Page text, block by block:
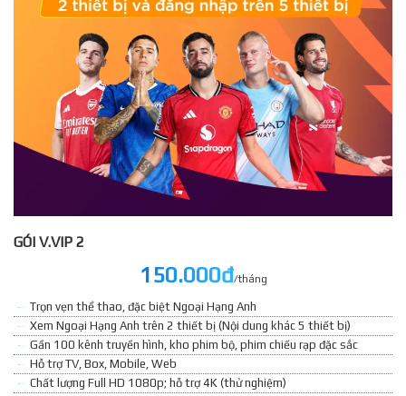
GÓI V.VIP 2
150.000đ/tháng
Trọn vẹn thể thao, đặc biệt Ngoại Hạng Anh
Xem Ngoại Hạng Anh trên 2 thiết bị (Nội dung khác 5 thiết bị)
Gần 100 kênh truyền hình, kho phim bộ, phim chiếu rạp đặc sắc
Hỗ trợ TV, Box, Mobile, Web
Chất lượng Full HD 1080p; hỗ trợ 4K (thử nghiệm)